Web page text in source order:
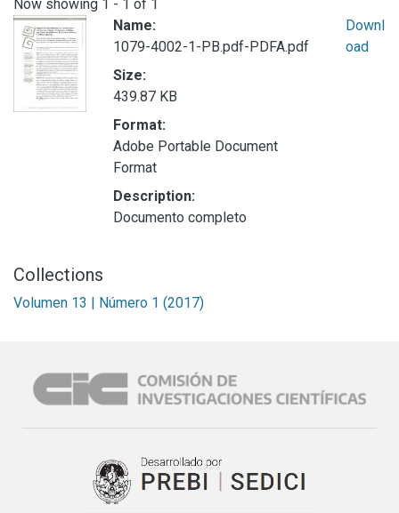
Now showing 1 - 1 of 1
Name:
1079-4002-1-PB.pdf-PDFA.pdf
Size:
439.87 KB
Format:
Adobe Portable Document
Format
Description:
Documento completo
Downl
oad
Collections
Volumen 13 | Número 1 (2017)